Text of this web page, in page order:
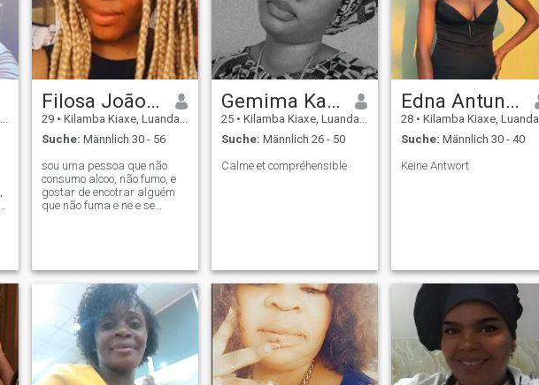
Filosa João joveta
29 • Kilamba Kiaxe, Luanda, Angola
Suche: Männlich 30 - 56
sou uma pessoa que não
consumo alcoo, não fumo, e
gostar de encotrar alguém
que não fuma e ne e se
Gemima Kapinga
25 • Kilamba Kiaxe, Luanda, Angola
Suche: Männlich 26 - 50
Calme et compréhensible
Edna Antunes
28 • Kilamba Kiaxe, Luanda, Angola
Suche: Männlich 30 - 40
Keine Antwort